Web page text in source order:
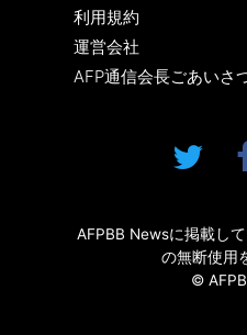
利用規約
運営会社
AFP通信会長ごあいさ
AFPBB Newsに掲載し
の無断使用
©